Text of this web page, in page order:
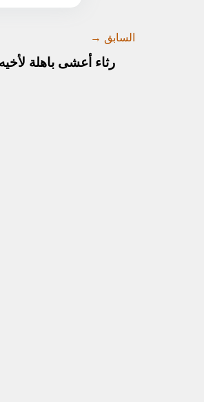
السابق →
رثاء أعشى باهلة